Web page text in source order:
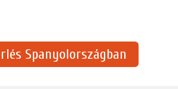
Spanyolországban